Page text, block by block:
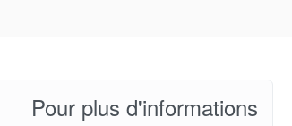
Pour plus d'informations